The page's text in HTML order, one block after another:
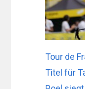
Tour de
Titel für